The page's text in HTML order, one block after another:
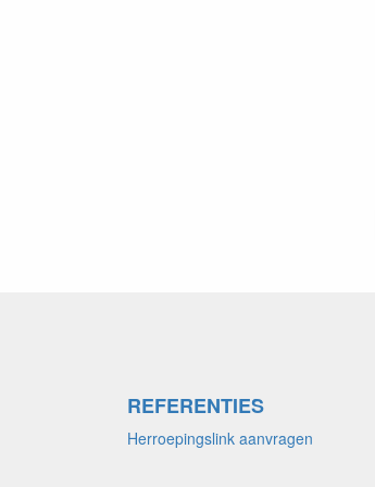
REFERENTIES
Herroepingslink aanvragen